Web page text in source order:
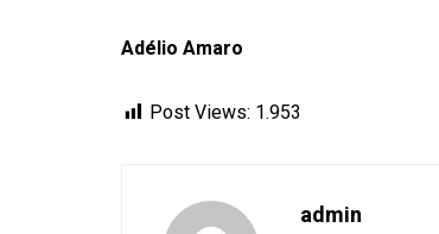
Adélio Amaro
Post Views: 1.953
admin